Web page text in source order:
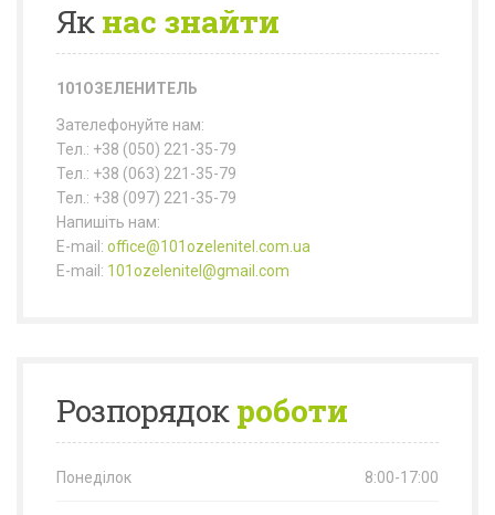
Якнас знайти
101ОЗЕЛЕНИТЕЛЬ
Зателефонуйте нам:
Тел.: +38 (050) 221-35-79
Тел.: +38 (063) 221-35-79
Тел.: +38 (097) 221-35-79
Напишіть нам:
E-mail: office@101ozelenitel.com.ua
E-mail: 101ozelenitel@gmail.com
Розпорядокроботи
Понеділок 8:00-17:00